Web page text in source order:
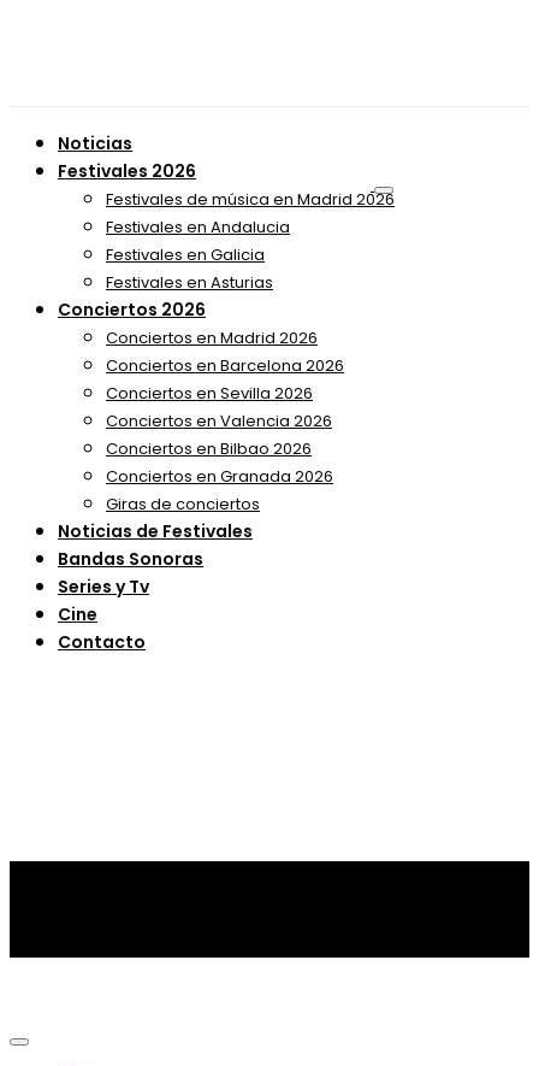
Noticias
Festivales 2026
Festivales de música en Madrid 2026
Festivales en Andalucia
Festivales en Galicia
Festivales en Asturias
Conciertos 2026
Conciertos en Madrid 2026
Conciertos en Barcelona 2026
Conciertos en Sevilla 2026
Conciertos en Valencia 2026
Conciertos en Bilbao 2026
Conciertos en Granada 2026
Giras de conciertos
Noticias de Festivales
Bandas Sonoras
Series y Tv
Cine
Contacto